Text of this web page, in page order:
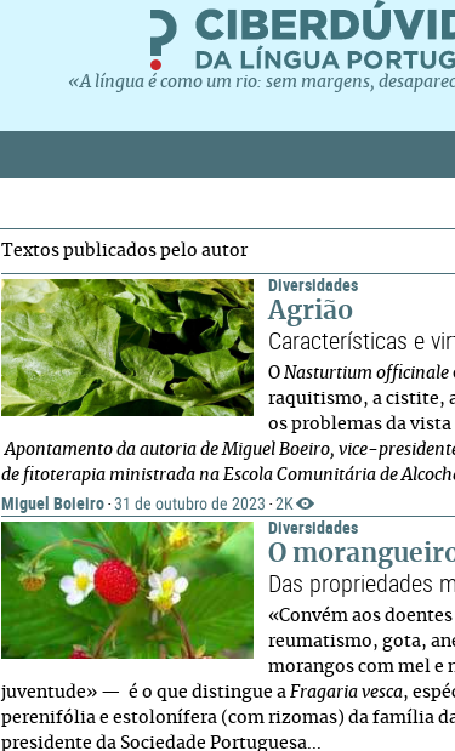
«A língua é como um rio: sem margens,
Textos publicados pelo autor
Diversidades
Agrião
Características e
O Nasturtium officinale
raquitismo, a cistite,
os problemas da
Apontamento da autoria de Miguel Boeiro, vice-
de fitoterapia ministrada na Escola Comunitária de
Miguel Boieiro · 31 de outubro de 2023 · 2K
Diversidades
O
Das propriedades
«Convém aos
reumatismo, gota,
morangos com mel e
juventude» — é o que distingue a Fragaria vesca,
perenifólia e estolonífera (com rizomas) da família
presidente da Sociedade Portuguesa...